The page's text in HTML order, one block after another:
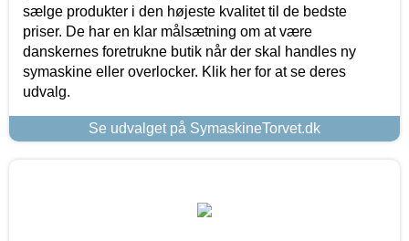
sælge produkter i den højeste kvalitet til de bedste
priser. De har en klar målsætning om at være
danskernes foretrukne butik når der skal handles ny
symaskine eller overlocker. Klik her for at se deres
udvalg.
Se udvalget på SymaskineTorvet.dk